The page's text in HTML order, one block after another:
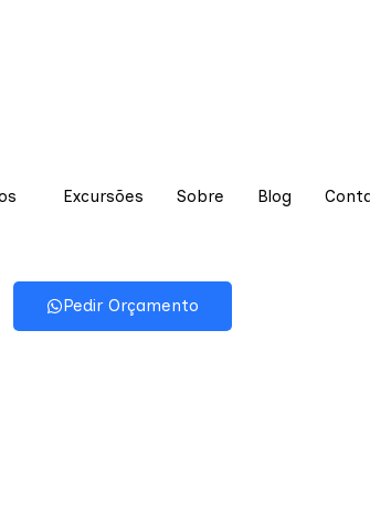
Excursões Sobre Blog
Pedir Orçamento